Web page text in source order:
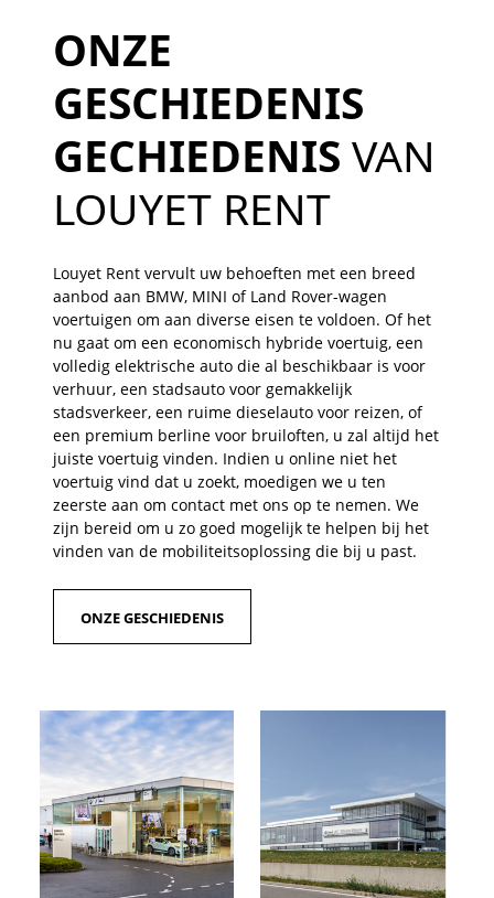
ONZE
GESCHIEDENIS
GECHIEDENIS VAN
LOUYET RENT
Louyet Rent vervult uw behoeften met een breed
aanbod aan BMW, MINI of Land Rover-wagen
voertuigen om aan diverse eisen te voldoen. Of het
nu gaat om een economisch hybride voertuig, een
volledig elektrische auto die al beschikbaar is voor
verhuur, een stadsauto voor gemakkelijk
stadsverkeer, een ruime dieselauto voor reizen, of
een premium berline voor bruiloften, u zal altijd het
juiste voertuig vinden. Indien u online niet het
voertuig vind dat u zoekt, moedigen we u ten
zeerste aan om contact met ons op te nemen. We
zijn bereid om u zo goed mogelijk te helpen bij het
vinden van de mobiliteitsoplossing die bij u past.
ONZE GESCHIEDENIS